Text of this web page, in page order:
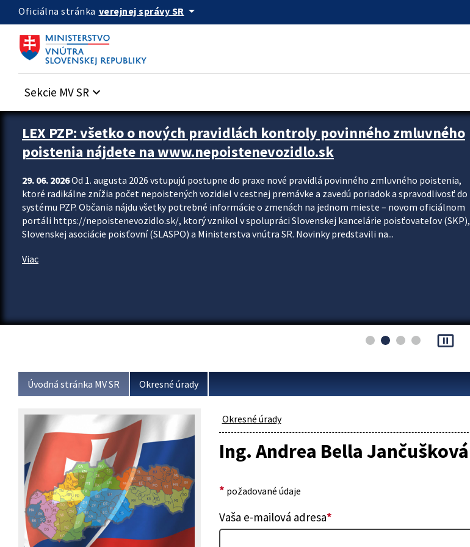
Preskocit na hlavný obsah
Oficiálna stránka verejnej správy SR arrow_drop_down
Sekcie MV SR keyboard_arrow_down
Zastavit automatický posun upútavok
LEX PZP: všetko o nových pravidlách kontroly povinného zmluvného
poistenia nájdete na www.nepoistenevozidlo.sk
29. 06. 2026Od 1. augusta 2026 vstupujú postupne do praxe nové pravidlá povinného zmluvného poistenia,
ktoré radikálne znížia počet nepoistených vozidiel v cestnej premávke a zavedú poriadok a spravodlivosť do
systému PZP. Občania nájdu všetky potrebné informácie o zmenách na jednom mieste – novom oficiálnom
portáli https://nepoistenevozidlo.sk/, ktorý vznikol v spolupráci Slovenskej kancelárie poisťovateľov (SKP),
Slovenskej asociácie poisťovní (SLASPO) a Ministerstva vnútra SR. Novinky predstavili na...
Viac
pause_presentation
Úvodná stránka MV SR Okresné úrady
Okresné úrady
Ing. Andrea Bella Jančušková
* požadované údaje
Vaša e-mailová adresa*